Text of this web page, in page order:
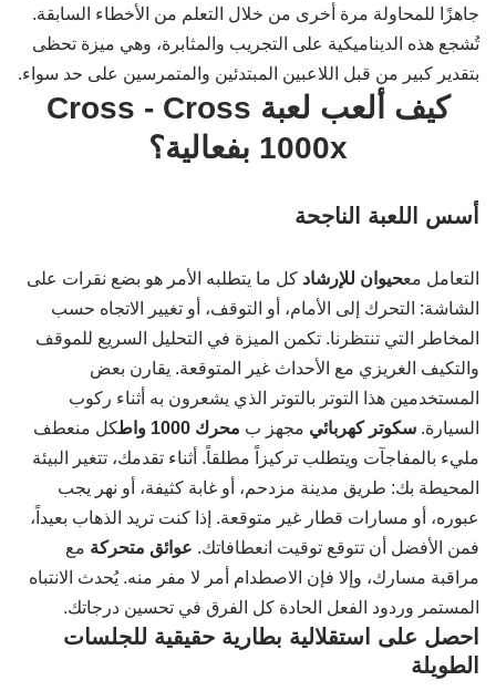
جاهزًا للمحاولة مرة أخرى من خلال التعلم من الأخطاء السابقة.
تُشجع هذه الديناميكية على التجريب والمثابرة، وهي ميزة تحظى
بتقدير كبير من قبل اللاعبين المبتدئين والمتمرسين على حد سواء.
كيف ألعب لعبة Cross - Cross
1000x بفعالية؟
أسس اللعبة الناجحة
التعامل معحيوان للإرشاد كل ما يتطلبه الأمر هو بضع نقرات على
الشاشة: التحرك إلى الأمام، أو التوقف، أو تغيير الاتجاه حسب
المخاطر التي تنتظرنا. تكمن الميزة في التحليل السريع للموقف
والتكيف الغريزي مع الأحداث غير المتوقعة. يقارن بعض
المستخدمين هذا التوتر بالتوتر الذي يشعرون به أثناء ركوب
السيارة. سكوتر كهربائي مجهز ب محرك 1000 واط
كل منعطف
مليء بالمفاجآت ويتطلب تركيزاً مطلقاً. أثناء تقدمك، تتغير البيئة
المحيطة بك: طريق مدينة مزدحم، أو غابة كثيفة، أو نهر يجب
عبوره، أو مسارات قطار غير متوقعة. إذا كنت تريد الذهاب بعيداً،
فمن الأفضل أن تتوقع توقيت انعطافاتك. عوائق متحركة مع
مراقبة مسارك، وإلا فإن الاصطدام أمر لا مفر منه. يُحدث الانتباه
المستمر وردود الفعل الحادة كل الفرق في تحسين درجاتك.
احصل على استقلالية بطارية حقيقية للجلسات
الطويلة